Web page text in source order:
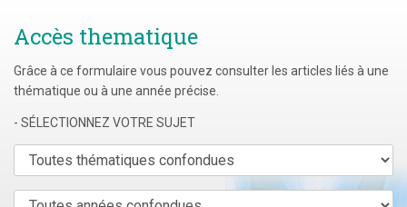
Accès thematique
Grâce à ce formulaire vous pouvez consulter les articles liés à une
thématique ou à une année précise.
- SÉLECTIONNEZ VOTRE SUJET